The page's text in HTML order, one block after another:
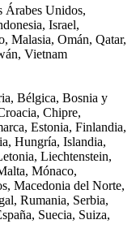
Árabes Unidos,
Israel,
Malasia, Omán, Qatar,
Vietnam
Bélgica, Bosnia y
Chipre,
Estonia, Finlandia,
Hungría, Islandia,
Liechtenstein,
Mónaco,
Macedonia del Norte,
Rumania, Serbia,
Suecia, Suiza,